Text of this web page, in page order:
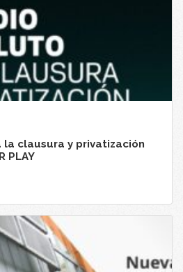
la clausura y privatización
PLAY